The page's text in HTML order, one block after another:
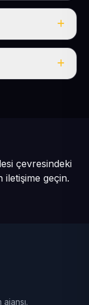
Sarız ve
çevresindeki
geçin.